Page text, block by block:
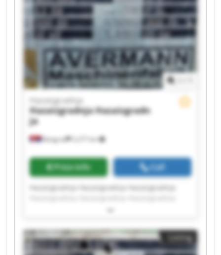
Beograd 2,277 km
Hazaizgradnja
HazaizgradnjaHazaizgradn
ja
Price info Call
Hazaizgradnja Hazaizgradnja Hazaizgradnja
Hazaizgradnja Hazaizgradnja Hazaizgradnja
Hazaizgradnja Hazaizgradnja Hazaizgradnja
Hazaizgradnja Hazaizgradnja Hazaizgradnja
Hazaizgradnja Hazaizgradnja
Listing